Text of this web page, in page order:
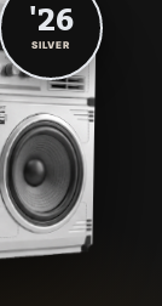
'26
SILVER